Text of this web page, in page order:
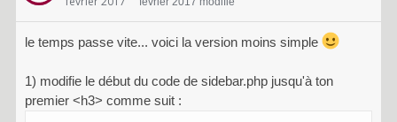
le temps passe vite... voici la version moins simple
1) modifie le début du code de sidebar.php jusqu'à ton
premier <h3> comme suit :